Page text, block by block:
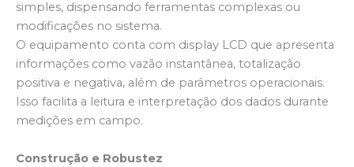
simples, dispensando ferramentas complexas ou
modificações no sistema.
O equipamento conta com display LCD que apresenta
informações como vazão instantânea, totalização
positiva e negativa, além de parâmetros operacionais.
Isso facilita a leitura e interpretação dos dados durante
medições em campo.
Construção e Robustez